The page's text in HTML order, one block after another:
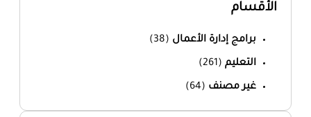
الأقسام
برامج إدارة الأعمال (38)
التعليم (261)
غير مصنف (64)